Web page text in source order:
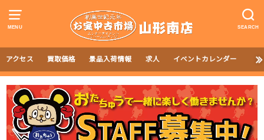
MENU SEARCH
アクセス 買取価格 景品入荷情報 求人 イベントカレンダー